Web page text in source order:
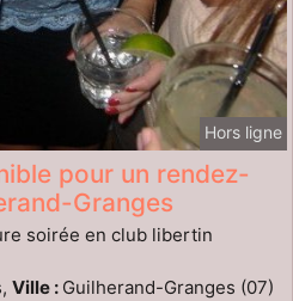
Hors ligne
pour un rendez-
Granges
soirée en club libertin
Ville : Guilherand-Granges (07)